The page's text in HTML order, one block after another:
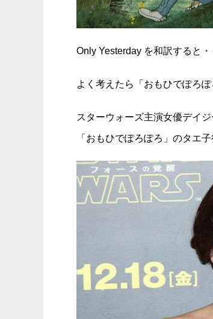
Only Yesterday を和訳すると
よく考えたら「おもひでぽろ
スターウォーズ主演女優デイ
「おもひでぽろぽろ」のタエ